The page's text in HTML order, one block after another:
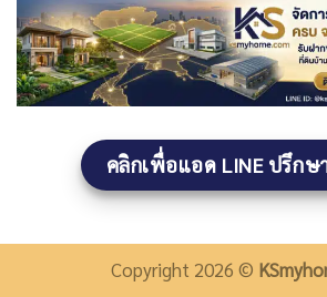
คลิกเพื่อแอด LINE ปรึกษ
Copyright 2026 ©